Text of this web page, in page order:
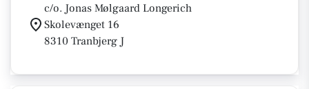
c/o. Jonas Mølgaard Longerich
Skolevænget 16
8310 Tranbjerg J